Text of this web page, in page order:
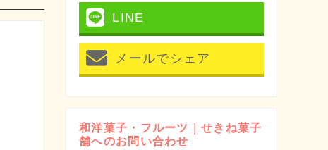
LINE
メールでシェア
和洋菓子・フルーツ｜せきね菓子
舗へのお問い合わせ